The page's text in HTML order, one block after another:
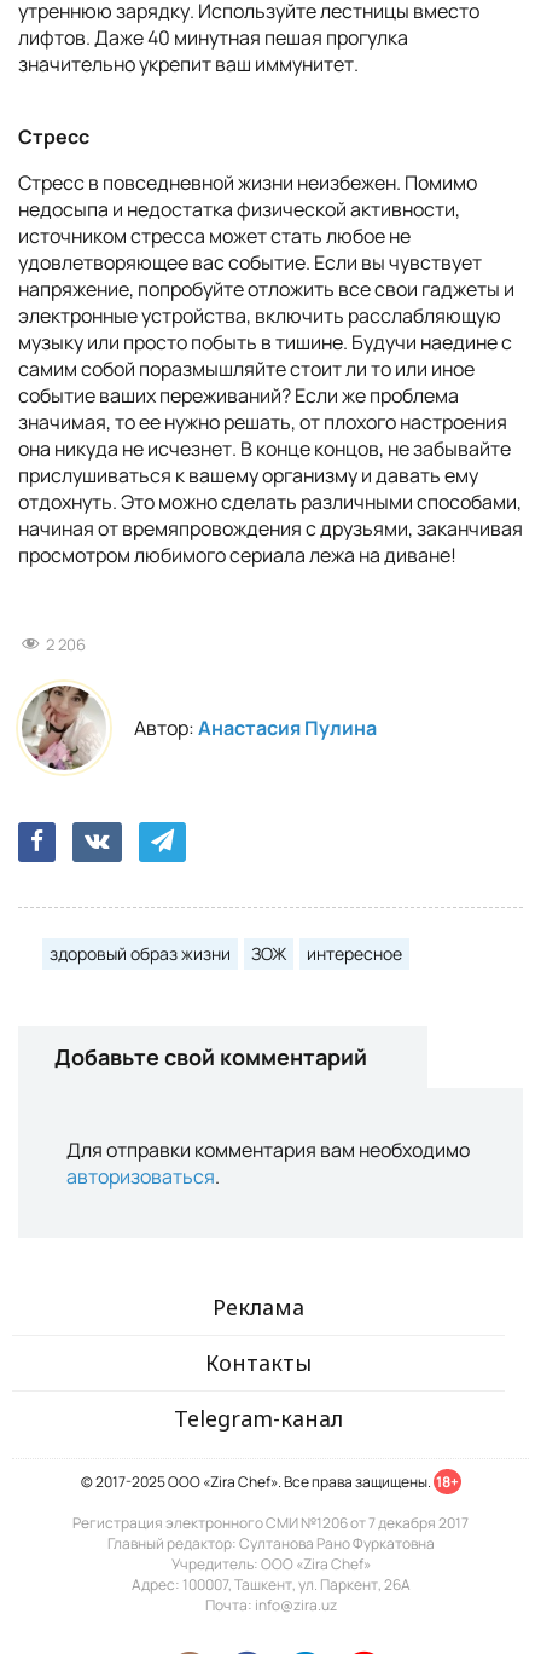
утреннюю зарядку. Используйте лестницы вместо
лифтов. Даже 40 минутная пешая прогулка
значительно укрепит ваш иммунитет.
Стресс
Стресс в повседневной жизни неизбежен. Помимо
недосыпа и недостатка физической активности,
источником стресса может стать любое не
удовлетворяющее вас событие. Если вы чувствует
напряжение, попробуйте отложить все свои гаджеты и
электронные устройства, включить расслабляющую
музыку или просто побыть в тишине. Будучи наедине с
самим собой поразмышляйте стоит ли то или иное
событие ваших переживаний? Если же проблема
значимая, то ее нужно решать, от плохого настроения
она никуда не исчезнет. В конце концов, не забывайте
прислушиваться к вашему организму и давать ему
отдохнуть. Это можно сделать различными способами,
начиная от времяпровождения с друзьями, заканчивая
просмотром любимого сериала лежа на диване!
2 206
Автор:Анастасия Пулина
здоровый образ жизни ЗОЖ интересное
Добавьте свой комментарий
Для отправки комментария вам необходимо
авторизоваться.
Реклама
Контакты
Telegram-канал
© 2017-2025 ООО «Zira Chef». Все права защищены. 18+
Регистрация электронного СМИ №1206 от 7 декабря 2017
Главный редактор: Султанова Рано Фуркатовна
Учредитель: ООО «Zira Chef»
Адрес: 100007, Ташкент, ул. Паркент, 26А
Почта: info@zira.uz